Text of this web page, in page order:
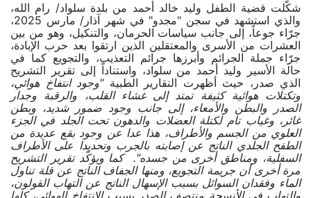
شكّلت قضية الطفل وليد خالد أحمد من بلدة سلواد/ رام الله،
والذي استشهد في سجن "مجدو" في شهر آذار /
مارس 2025،
جرّاء جوعاً، إلى جانب سياسات الحرمان، والتنكيل، وهو من بين
العشرات من الأسرى والمعتقلين الذين ارتقوا بعد حرب الإبادة،
جرّاء جملة الجرائم وأبرزها جرائم التعذيب، والتجويع كما في
حالة الأسير وليد أحمد من سلواد، واستناداً إلى تقرير التشريح
الذي صدر، حيث أظهرت التقارير الطبية "وجود انتفاخ هوائي،
وتكتلات هوائية كثيفة تمتد إلى غشاء القلب، والرقبة وجدار
الصدر والبطن والأمعاء، إلى جانب وجود ضمور شديد، وبطن
غائر، وغياب تام لكتلة العضلات والدهون تحت الجلد في الجزء
العلوي من الجسم والأطراف، هذا عدا عن وجود بقع عديدة من
الطفح الجلدي الناتج عن إصابته بالجرب وتحديدا على الأطراف
السفلية، ومناطق أخرى من جسده". كما ويؤكّد تقرير التشريح
مرة أخرى أن جريمة التجويع، ومنها الجفاف الناتج عن قلة تناول
الماء وفقدان السوائل بسبب الإسهال الناتج عن التهاب القولون،
والتهاب في الأنسجة منتصف الصدر بسبب الانتفاخ الهوائي، كلها